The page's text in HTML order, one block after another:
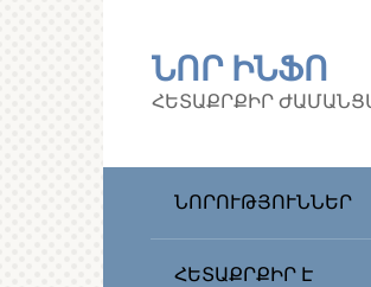
ՆՈՐ ԻՆՖՈ
ՀԵՏԱՔՐՔԻՐ
ՆՈՐՈՒԹՅՈՒՆՆԵՐ
ՀԵՏԱՔՐՔԻՐ Է